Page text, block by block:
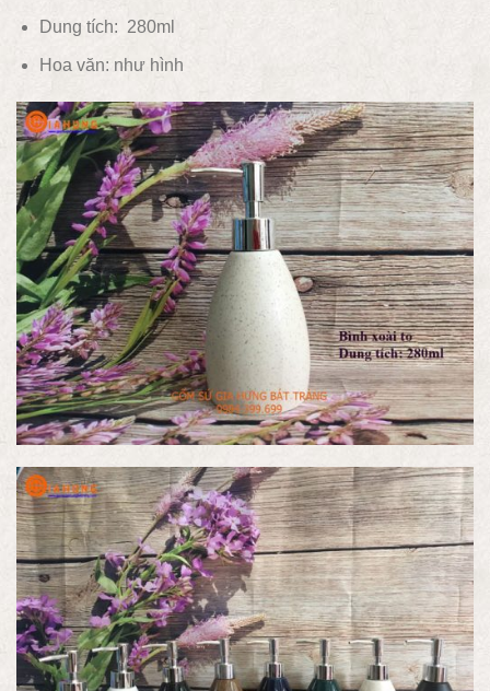
Dung tích: 280ml
Hoa văn: như hình